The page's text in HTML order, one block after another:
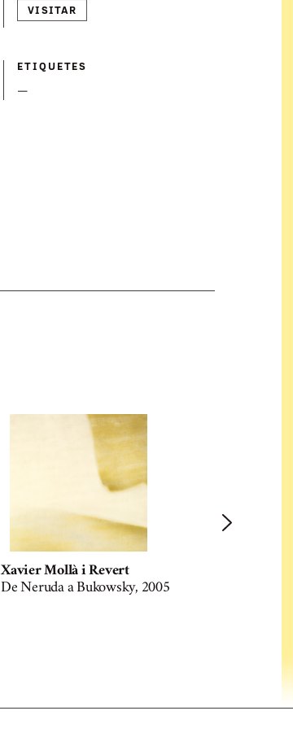
VISITAR
ETIQUETES
—
Xavier Mollà i Revert
De Neruda a Bukowsky, 2005